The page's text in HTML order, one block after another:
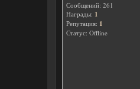
Сообщений: 261
Награды: 1
Репутация: 1
Статус: Offline